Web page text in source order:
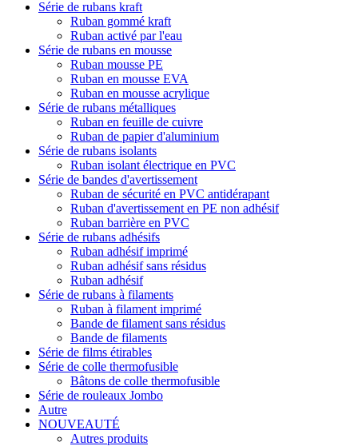
Série de rubans kraft
Ruban gommé kraft
Ruban activé par l'eau
Série de rubans en mousse
Ruban mousse PE
Ruban en mousse EVA
Ruban en mousse acrylique
Série de rubans métalliques
Ruban en feuille de cuivre
Ruban de papier d'aluminium
Série de rubans isolants
Ruban isolant électrique en PVC
Série de bandes d'avertissement
Ruban de sécurité en PVC antidérapant
Ruban d'avertissement en PE non adhésif
Ruban barrière en PVC
Série de rubans adhésifs
Ruban adhésif imprimé
Ruban adhésif sans résidus
Ruban adhésif
Série de rubans à filaments
Ruban à filament imprimé
Bande de filament sans résidus
Bande de filaments
Série de films étirables
Série de colle thermofusible
Bâtons de colle thermofusible
Série de rouleaux Jombo
Autre
NOUVEAUTÉ
Autres produits